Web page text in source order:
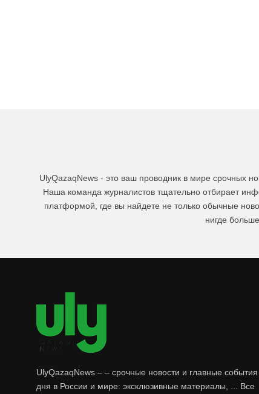
UlyQazaqNews - это ваш проводник в мире срочных
Наша команда журналистов тщательно отбирает
платформой, где вы найдете не только обычные
нигде
UlyQazaqNews – – срочные новости и главные события
дня в России и мире: эксклюзивные материалы, ... Все